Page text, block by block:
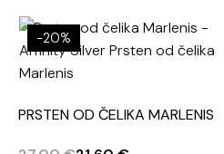
PRSTEN OD ČELIKA MARLENIS
-20%